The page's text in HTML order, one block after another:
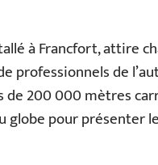
à Francfort, attire
professionnels de
200 000 mètres
globe pour présenter